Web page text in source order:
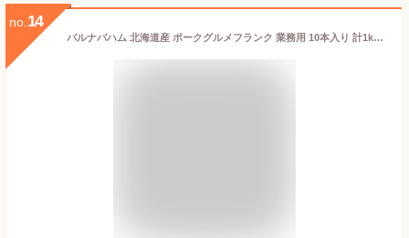
no. 14
バルナバハム 北海道産 ポークグルメフランク 業務用 10本入り 計1kg / フランクフルト 業務用 ウインナー ソーセージ bbq 肉 キャンプ バーベキュー 食材 誕生日 パーティー 文化祭 北海道 札幌バルナバハム 業務用 肉 お取り寄せ